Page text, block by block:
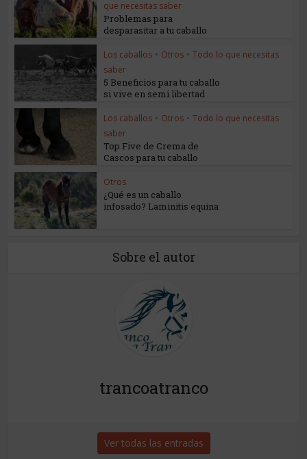
que necesitas saber
Problemas para
desparasitar a tu caballo
Los caballos • Otros • Todo lo que necesitas
saber
5 Beneficios para tu caballo
si vive en semi libertad
Los caballos • Otros • Todo lo que necesitas
saber
Top Five de Crema de
Cascos para tu caballo
Otros
¿Qué es un caballo
infosado? Laminitis equina
Sobre el autor
trancoatranco
Ver todas las entradas